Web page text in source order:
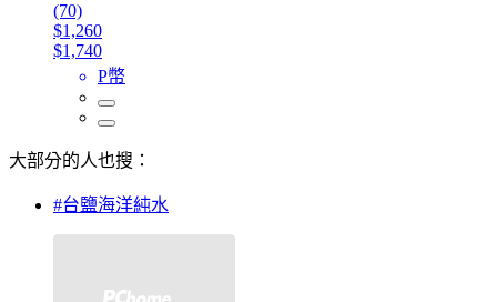
(70)
$1,260
$1,740
P幣
大部分的人也搜：
#台鹽海洋純水